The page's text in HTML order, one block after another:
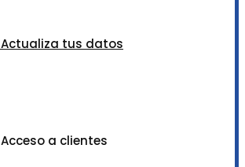
Actualiza tus datos
Acceso a clientes